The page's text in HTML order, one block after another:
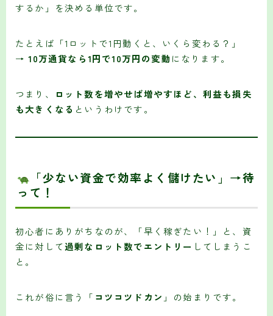
するか」を決める単位です。
たとえば「1ロットで1円動くと、いくら変わる？」
→10万通貨なら1円で10万円の変動 になります。
つまり、
ロット数を増やせば増やすほど、利益も損失
も大きくなる というわけです。
「少ない資金で効率よく儲けたい」→待
って！
初心者にありがちなのが、「早く稼ぎたい！」と、資
金に対して過剰なロット数でエントリー してしまうこ
と。
これが俗に言う「 コツコツドカン 」の始まりです。